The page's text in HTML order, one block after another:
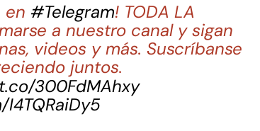
en #Telegram! TODA LA
a nuestro canal y sigan
videos y más. Suscríbanse
juntos.
300FdMAhxy